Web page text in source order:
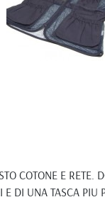
COTONE E RETE.
E DI UNA TASCA PIU